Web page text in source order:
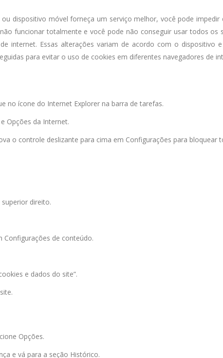
dispositivo móvel forneça um serviço melhor, você pode
funcionar totalmente e você pode não conseguir usar todos os
internet. Essas alterações variam de acordo com o dispositivo
para evitar o uso de cookies em diferentes navegadores de
no ícone do Internet Explorer na barra de tarefas.
Opções da Internet.
o controle deslizante para cima em Configurações para
direito.
Configurações de conteúdo.
e dados do site”.
Opções.
e vá para a seção Histórico.